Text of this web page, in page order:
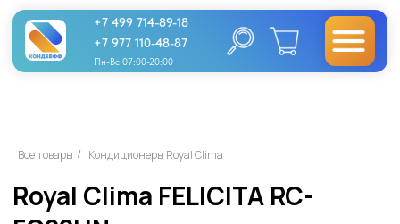
+7 499 714-89-18
+7 977 110-48-87
Пн-Вс 07:00-20:00
Все товары / Кондиционеры Royal Clima
FC22HN